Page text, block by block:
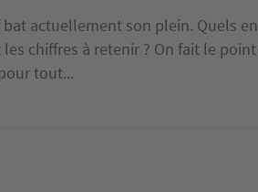
actuellement son plein. Quels
chiffres à retenir ? On fait le
tout...